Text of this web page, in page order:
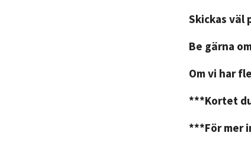
Skickas väl
Be gärna
Om vi har
***Kortet
***För mer